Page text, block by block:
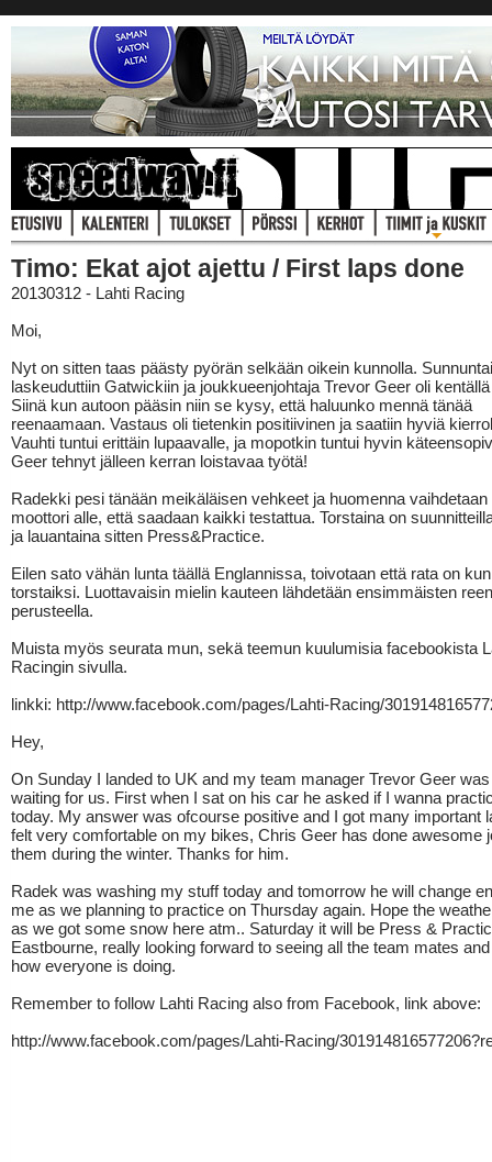
Timo: Ekat ajot ajettu / First laps done
20130312 - Lahti Racing
Moi,
Nyt on sitten taas päästy pyörän selkään oikein kunnolla.
laskeuduttiin Gatwickiin ja joukkueenjohtaja Trevor Geer oli
Siinä kun autoon pääsin niin se kysy, että haluunko mennä tänää
reenaamaan. Vastaus oli tietenkin positiivinen ja saatiin hyviä
Vauhti tuntui erittäin lupaavalle, ja mopotkin tuntui hyvin
Geer tehnyt jälleen kerran loistavaa työtä!
Radekki pesi tänään meikäläisen vehkeet ja huomenna vaihdetaan
moottori alle, että saadaan kaikki testattua. Torstaina on
ja lauantaina sitten Press&Practice.
Eilen sato vähän lunta täällä Englannissa, toivotaan että rata on
torstaiksi. Luottavaisin mielin kauteen lähdetään ensimmäisten
perusteella.
Muista myös seurata mun, sekä teemun kuulumisia facebookista
Racingin sivulla.
linkki: http://www.facebook.com/pages/Lahti-Racing/
Hey,
On Sunday I landed to UK and my team manager Trevor Geer
waiting for us. First when I sat on his car he asked if I wanna
today. My answer was ofcourse positive and I got many important
felt very comfortable on my bikes, Chris Geer has done awesome
them during the winter. Thanks for him.
Radek was washing my stuff today and tomorrow he will change
me as we planning to practice on Thursday again. Hope the
as we got some snow here atm.. Saturday it will be Press &
Eastbourne, really looking forward to seeing all the team mates
how everyone is doing.
Remember to follow Lahti Racing also from Facebook, link above:
http://www.facebook.com/pages/Lahti-Racing/